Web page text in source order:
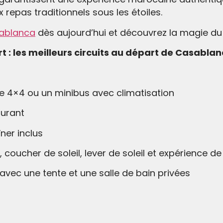
traditionnels sous les étoiles.
dès aujourd’hui et découvrez la magie
: les meilleurs circuits au départ de
4×4 ou un minibus avec climatisation
inclus
de soleil, lever de soleil et expérience
une tente et une salle de bain privées